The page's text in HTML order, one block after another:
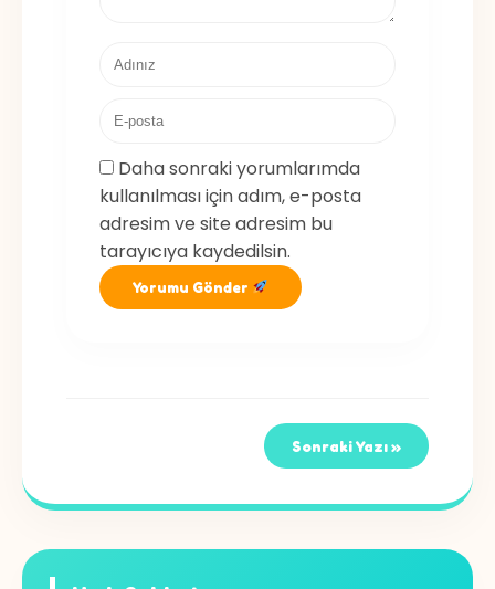
Daha sonraki yorumlarımda
kullanılması için adım, e-posta
adresim ve site adresim bu
tarayıcıya kaydedilsin.
Yorumu Gönder
Sonraki Yazı »